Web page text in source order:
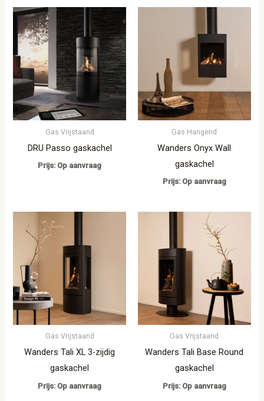
Gas Vrijstaand
DRU Passo gaskachel
Prijs: Op aanvraag
Gas Hangend
Wanders Onyx Wall
gaskachel
Prijs: Op aanvraag
Gas Vrijstaand
Wanders Tali XL 3-zijdig
gaskachel
Prijs: Op aanvraag
Gas Vrijstaand
Wanders Tali Base Round
gaskachel
Prijs: Op aanvraag